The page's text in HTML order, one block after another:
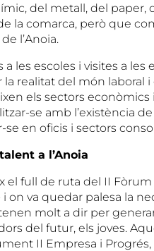
del metall, del paper,
la comarca, però que
l’Anoia.
les escoles i visites a
realitat del món laboral
els sectors
se amb l’existència
en oficis i sectors
a l’Anoia
full de ruta del II Fòrum
on va quedar palesa la
molt a dir per
del futur, els joves.
II Empresa i